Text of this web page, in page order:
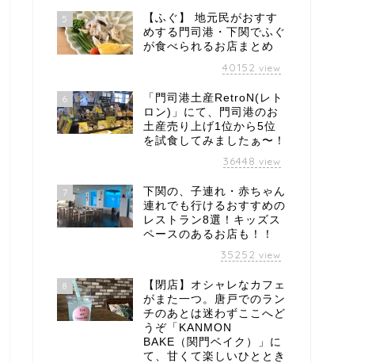
5
【ふぐ】 地元民がおすす
めする門司港・下関でふぐ
が食べられるお店まとめ
40152 view
6
「門司港土産RetroN(レト
ロン)」にて、門司港のお
土産売り上げ1位から5位
を試食してみましたぁ〜！
36448 view
7
下関の、子連れ・赤ちゃん
連れでも行けるおすすめの
レストラン8選！キッズス
ペースのあるお店も！！
35252 view
8
【閉店】オシャレなカフェ
がまた一つ。唐戸でのラン
チのあとは迷わずここへど
うぞ「KANMON
BAKE（関門ベイク）」に
て、甘くて楽しいひととき